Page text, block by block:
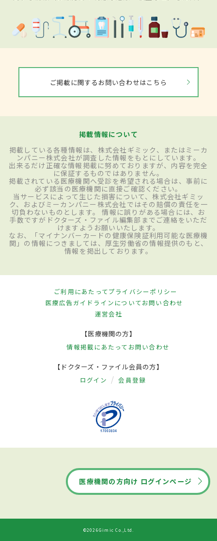
ご掲載に関するお問い合わせはこちら
掲載情報について
掲載している各種情報は、株式会社ギミック、またはミーカ
ンパニー株式会社が調査した情報をもとにしています。
出来るだけ正確な情報掲載に努めておりますが、内容を完全
に保証するものではありません。
掲載されている医療機関へ受診を希望される場合は、事前に
必ず該当の医療機関に直接ご確認ください。
当サービスによって生じた損害について、株式会社ギミッ
ク、およびミーカンパニー株式会社ではその賠償の責任を一
切負わないものとします。 情報に誤りがある場合には、お
手数ですがドクターズ・ファイル編集部までご連絡をいただ
けますようお願いいたします。
なお、「マイナンバーカードの健康保険証利用可能な医療機
関」の情報につきましては、厚生労働省の情報提供のもと、
情報を掲出しております。
ご利用にあたってプライバシーポリシー
医療広告ガイドラインについてお問い合わせ
運営会社
【医療機関の方】
情報掲載にあたって お問い合わせ
【ドクターズ・ファイル会員の方】
ログイン 会員登録
医療機関の方向け ログインページ
©2026Gimic Co.,Ltd.